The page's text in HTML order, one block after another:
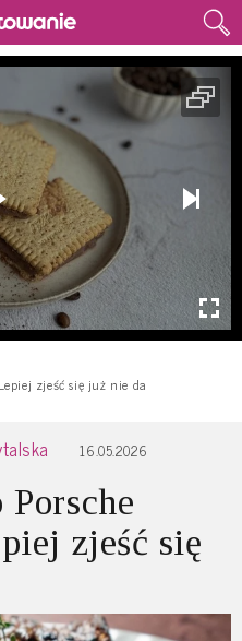
zjeść się już nie da
16.05.2026
zjeść się